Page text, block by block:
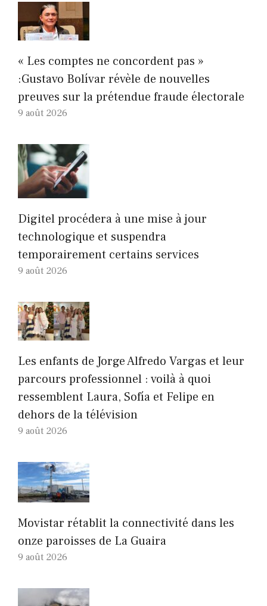
« Les comptes ne concordent pas »
:Gustavo Bolívar révèle de nouvelles
preuves sur la prétendue fraude électorale
9 août 2026
Digitel procédera à une mise à jour
technologique et suspendra
temporairement certains services
9 août 2026
Les enfants de Jorge Alfredo Vargas et leur
parcours professionnel : voilà à quoi
ressemblent Laura, Sofía et Felipe en
dehors de la télévision
9 août 2026
Movistar rétablit la connectivité dans les
onze paroisses de La Guaira
9 août 2026